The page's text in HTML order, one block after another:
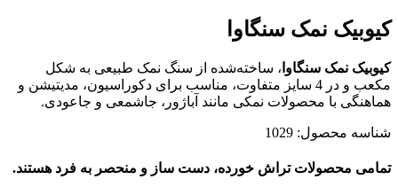
کیوبیک نمک سنگاوا
کیوبیک نمک سنگاوا ، ساخته‌شده از سنگ نمک طبیعی به شکل
مکعب و در 4 سایز متفاوت، مناسب برای دکوراسیون، مدیتیشن و
هماهنگی با محصولات نمکی مانند آباژور، جاشمعی و جاعودی.
شناسه محصول: 1029
تمامی محصولات تراش خورده، دست ساز و منحصر به فرد هستند.